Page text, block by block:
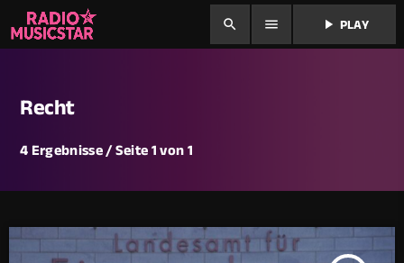
search menu play_arrow PLAY
Recht
4 Ergebnisse / Seite 1 von 1